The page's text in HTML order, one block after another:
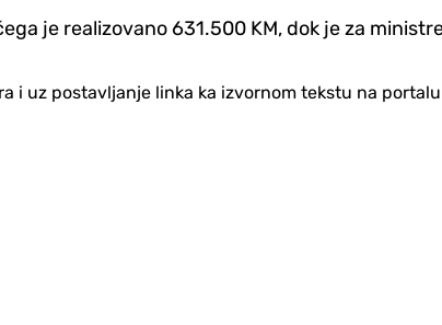
je realizovano 631.500 KM, dok je za
i uz postavljanje linka ka izvornom tekstu na portalu